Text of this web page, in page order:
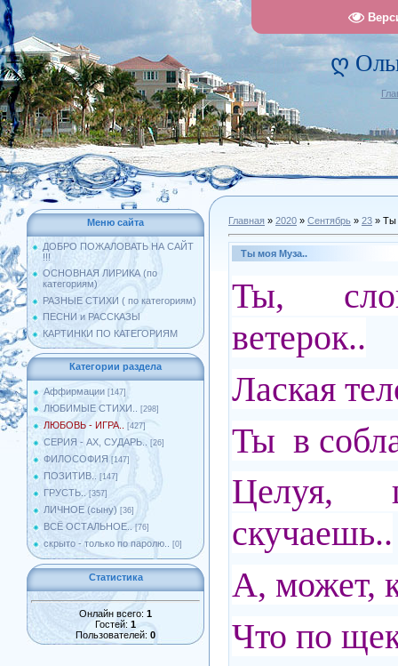
ღ
Меню сайта
ДОБРО ПОЖАЛОВАТЬ НА САЙТ
!!!
ОСНОВНАЯ ЛИРИКА (по
категориям)
РАЗНЫЕ СТИХИ ( по категориям)
ПЕСНИ и РАССКАЗЫ
КАРТИНКИ ПО КАТЕГОРИЯМ
Категории раздела
Аффирмации [147]
ЛЮБИМЫЕ СТИХИ.. [298]
ЛЮБОВЬ - ИГРА.. [427]
СЕРИЯ - АХ, СУДАРЬ.. [26]
ФИЛОСОФИЯ [147]
ПОЗИТИВ.. [147]
ГРУСТЬ.. [357]
ЛИЧНОЕ (сыну) [36]
ВСЁ ОСТАЛЬНОЕ.. [76]
скрыто - только по паролю.. [0]
Статистика
Онлайн всего: 1
Гостей: 1
Пользователей: 0
Главная » 2020 » Сентябрь » 23 » Ты
Ты моя Муза..
Ты,
ветерок..
Лаская
Ты в
Целуя,
скучаешь..
А, может,
Что по